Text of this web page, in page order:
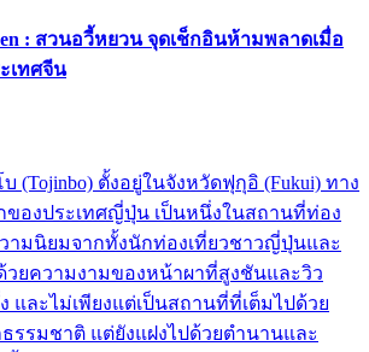
: สวนอวี้หยวน จุดเช็กอินห้ามพลาดเมื่อ
เทศจีน
(Tojinbo) ตั้งอยู่ในจังหวัดฟุกุอิ (Fukui) ทาง
องประเทศญี่ปุ่น เป็นหนึ่งในสถานที่ท่อง
ามนิยมจากทั้งนักท่องเที่ยวชาวญี่ปุ่นและ
วยความงามของหน้าผาที่สูงชันและวิว
และไม่เพียงแต่เป็นสถานที่ที่เต็มไปด้วย
รรมชาติ แต่ยังแฝงไปด้วยตำนานและ